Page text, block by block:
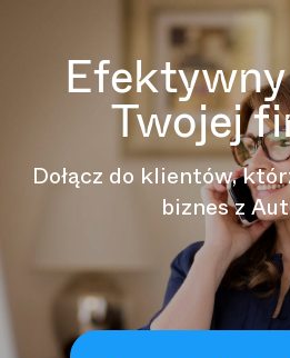
Twojej
Dołącz do klientów,
biznes z